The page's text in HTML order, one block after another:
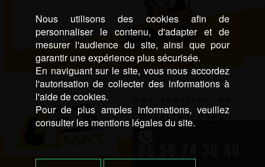
devis ?
Contactez-nous !
Nous utilisons des cookies afin de
personnaliser le contenu, d'adapter et de
mesurer l'audience du site, ainsi que pour
garantir une expérience plus sécurisée.
En naviguant sur le site, vous nous accordez
l'autorisation de collecter des informations à
l'aide de cookies.
Pour de plus amples informations, veuillez
consulter les mentions légales du site.